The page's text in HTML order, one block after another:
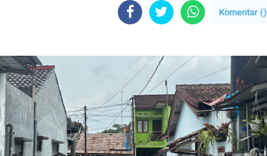
Komentar ()